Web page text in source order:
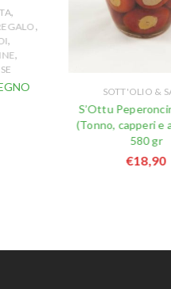
,
,
,
,
SOTT'OLIO &
S’Ottu
(Tonno, capperi e
580 gr
€18,90